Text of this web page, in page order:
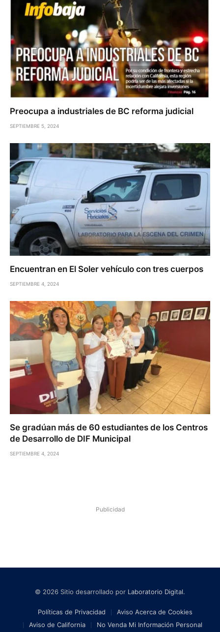
Preocupa a industriales de BC reforma judicial
SEPTIEMBRE 5, 2024
Encuentran en El Soler vehículo con tres cuerpos
SEPTIEMBRE 4, 2024
Se gradúan más de 60 estudiantes de los Centros
de Desarrollo de DIF Municipal
SEPTIEMBRE 4, 2024
Publicidad
© 2026 Sitio desarrollado por Laboratorio Digital.
Políticas de Privacidad
Aviso Acerca de Cookies
Aviso de California
No Venda Mi Información Personal